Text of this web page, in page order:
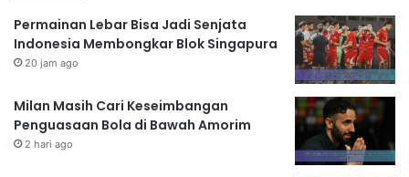
Permainan Lebar Bisa Jadi Senjata
Indonesia Membongkar Blok Singapura
20 jam ago
Milan Masih Cari Keseimbangan
Penguasaan Bola di Bawah Amorim
2 hari ago